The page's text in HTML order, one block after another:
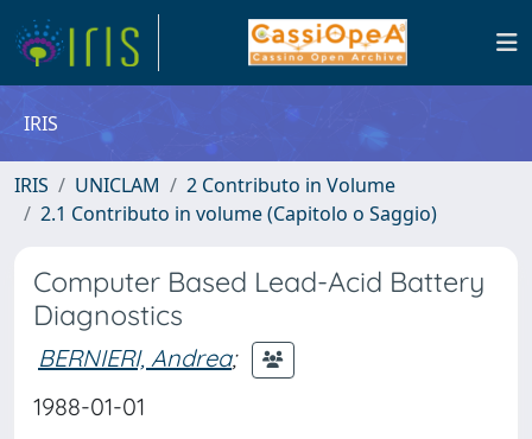
IRIS
IRIS UNICLAM
2 Contributo in Volume
2.1 Contributo in volume (Capitolo o Saggio)
Computer Based Lead-Acid Battery
Diagnostics
BERNIERI, Andrea;
1988-01-01